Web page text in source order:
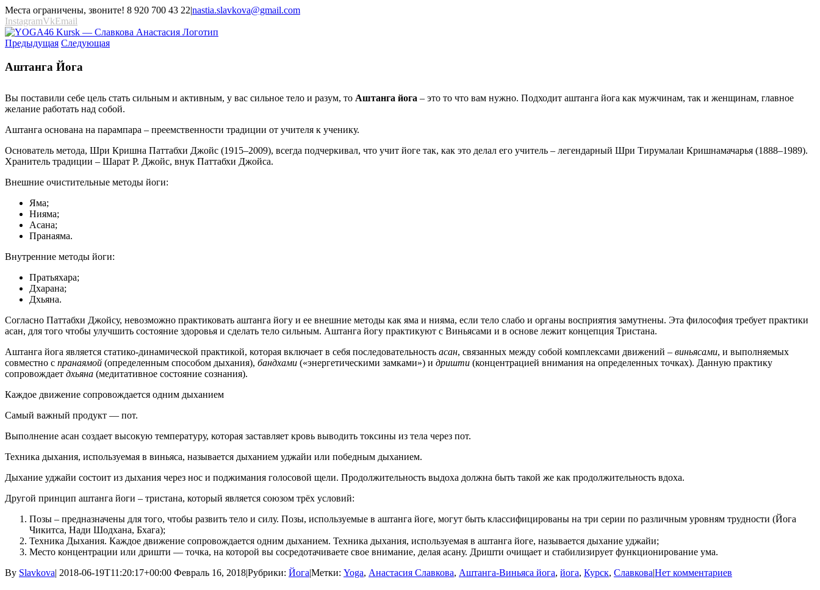
Места ограничены, звоните! 8 920 700 43 22|nastia.slavkova@gmail.com
InstagramVkEmail
Предыдущая Следующая
Аштанга Йога
Вы поставили себе цель стать сильным и активным, у вас сильное тело и разум, то Аштанга йога – это то что вам нужно. Подходит аштанга йога как мужчинам, так и женщинам, главное
желание работать над собой.
Аштанга основана на парампара – преемственности традиции от учителя к ученику.
Основатель метода, Шри Кришна Паттабхи Джойс (1915–2009), всегда подчеркивал, что учит йоге так, как это делал его учитель – легендарный Шри Тирумалаи Кришнамачарья (1888–1989).
Хранитель традиции – Шарат Р. Джойс, внук Паттабхи Джойса.
Внешние очистительные методы йоги:
Яма;
Нияма;
Асана;
Пранаяма.
Внутренние методы йоги:
Пратьяхара;
Дхарана;
Дхьяна.
Согласно Паттабхи Джойсу, невозможно практиковать аштанга йогу и ее внешние методы как яма и нияма, если тело слабо и органы восприятия замутнены. Эта философия требует практики
асан, для того чтобы улучшить состояние здоровья и сделать тело сильным. Аштанга йогу практикуют с Виньясами и в основе лежит концепция Тристана.
Аштанга йога является статико-динамической практикой, которая включает в себя последовательность асан, связанных между собой комплексами движений – виньясами, и выполняемых
совместно с пранаямой (определенным способом дыхания), бандхами («энергетическими замками») и дришти (концентрацией внимания на определенных точках). Данную практику
сопровождает дхьяна (медитативное состояние сознания).
Каждое движение сопровождается одним дыханием
Самый важный продукт — пот.
Выполнение асан создает высокую температуру, которая заставляет кровь выводить токсины из тела через пот.
Техника дыхания, используемая в виньяса, называется дыханием уджайи или победным дыханием.
Дыхание уджайи состоит из дыхания через нос и поджимания голосовой щели. Продолжительность выдоха должна быть такой же как продолжительность вдоха.
Другой принцип аштанга йоги – тристана, который является союзом трёх условий:
Позы – предназначены для того, чтобы развить тело и силу. Позы, используемые в аштанга йоге, могут быть классифицированы на три серии по различным уровням трудности (Йога
Чикитса, Нади Шодхана, Бхага);
Техника Дыхания. Каждое движение сопровождается одним дыханием. Техника дыхания, используемая в аштанга йоге, называется дыхание уджайи;
Место концентрации или дришти — точка, на которой вы сосредотачиваете свое внимание, делая асану. Дришти очищает и стабилизирует функционирование ума.
By Slavkova| 2018-06-19T11:20:17+00:00 Февраль 16, 2018|Рубрики: Йога|Метки: Yoga, Анастасия Славкова, Аштанга-Виньяса йога, йога, Курск, Славкова|Нет комментариев